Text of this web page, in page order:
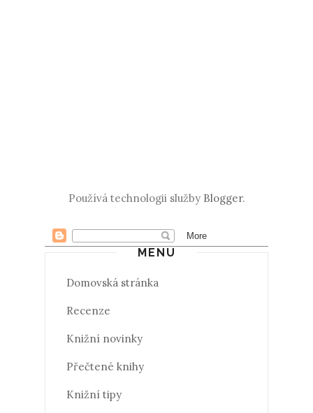
Používá technologii služby Blogger.
MENU
Domovská stránka
Recenze
Knižní novinky
Přečtené knihy
Knižní tipy